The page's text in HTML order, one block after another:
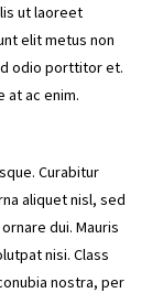
ut laoreet
elit metus non
odio porttitor et.
at ac enim.
Curabitur
aliquet nisl, sed
dui. Mauris
nisi. Class
nostra, per